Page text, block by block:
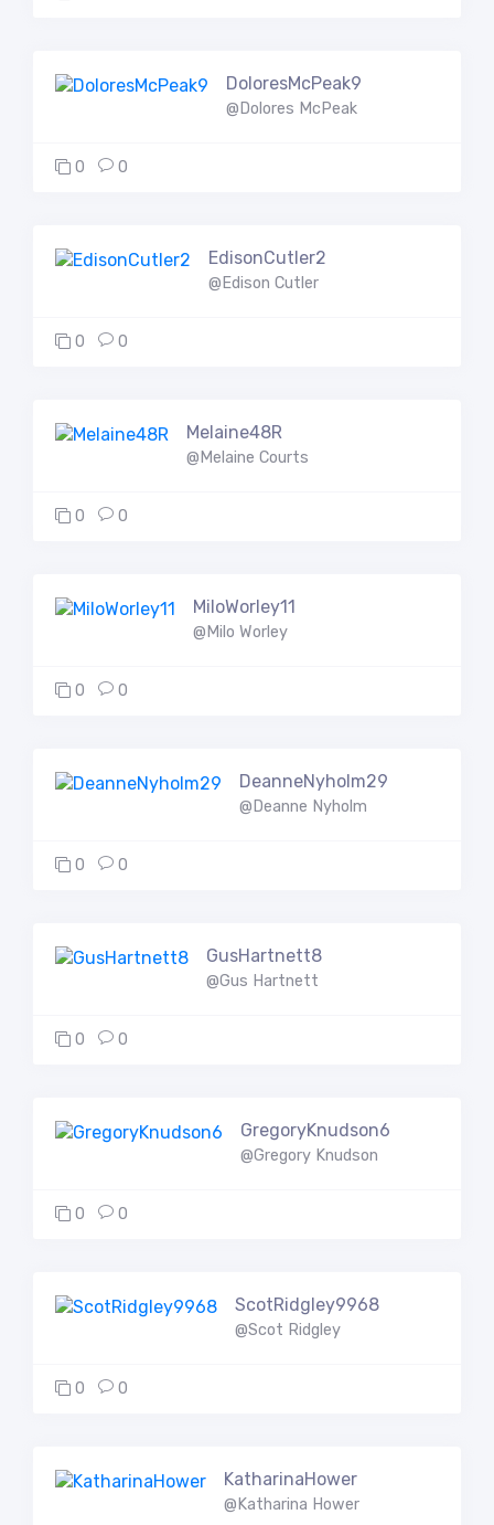
DoloresMcPeak9
@Dolores McPeak
0 0
EdisonCutler2
@Edison Cutler
0 0
Melaine48R
@Melaine Courts
0 0
MiloWorley11
@Milo Worley
0 0
DeanneNyholm29
@Deanne Nyholm
0 0
GusHartnett8
@Gus Hartnett
0 0
GregoryKnudson6
@Gregory Knudson
0 0
ScotRidgley9968
@Scot Ridgley
0 0
KatharinaHower
@Katharina Hower